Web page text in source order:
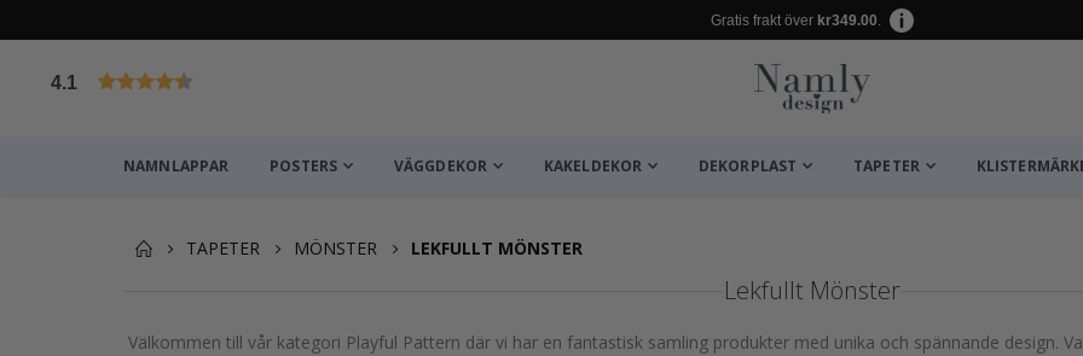
Gratis frakt över kr349.00.
4.1
NAMNLAPPAR POSTERS VÄGGDEKOR KAKELDEKOR DEKORPLAST TAPETER
TAPETER MÖNSTER LEKFULLT MÖNSTER
Lekfullt Mönster
Välkommen till vår kategori Playful Pattern där vi har en fantastisk samling produkter med unika och spännande design.